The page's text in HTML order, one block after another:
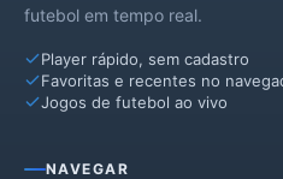
futebol em tempo real.
Player rápido, sem cadastro
Favoritas e recentes no
Jogos de futebol ao vivo
NAVEGAR